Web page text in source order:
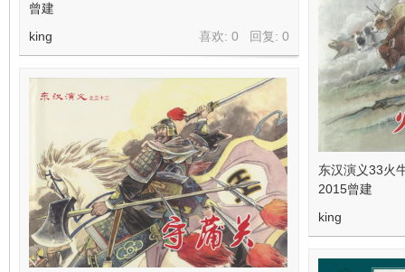
曾建
喜欢: 0 回复: 0
king
东汉演义33火
2015曾建
king